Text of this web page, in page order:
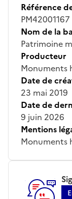
Référence
PM42001167
Nom de la
Patrimoine
Producteur
Monuments
Date de
23 mai 2019
Date de
9 juin 2026
Mentions
Monuments